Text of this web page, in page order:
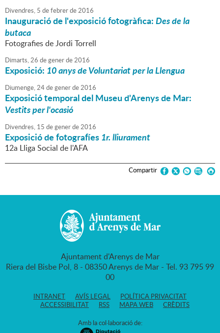
Divendres, 5 defebrerde2016
Inauguració de l'exposició fotogràfica:Des de la
butaca
Fotografies de Jordi Torrell
Dimarts,26 degenerde2016
Exposició: 10 anys de Voluntariat per la Llengua
Diumenge,24degenerde2016
Exposició temporal del Museu d'Arenys de Mar:
Vestits per l'ocasió
Divendres, 15 degenerde2016
Exposició de fotografíes1r. lliurament
12a Lliga Social de l'AFA
Compartir
Ajuntament d'Arenys de Mar
Riera del Bisbe Pol, 8 - 08350 Arenys de Mar - Tel. 93 795 99
00
INTRANET AVÍS LEGAL
POLÍTICA PRIVACITAT
ACCESSIBILITAT
RSS MAPA WEB CRÈDITS
Amb la col·laboració de: